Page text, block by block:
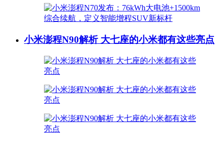
小米澎程N90解析 大七座的小米都有这些亮点